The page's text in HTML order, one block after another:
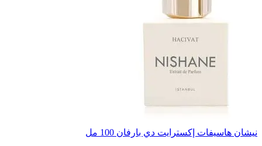
نيشان هاسيفات إكسترايت دي بارفان 100 مل